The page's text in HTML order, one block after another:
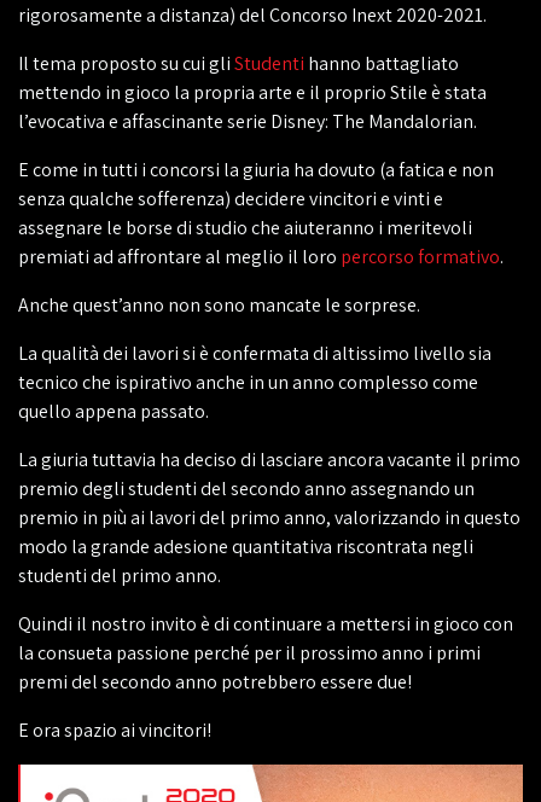
rigorosamente a distanza) del Concorso Inext 2020-2021.
Il tema proposto su cui gliStudenti hanno battagliato
mettendo in gioco la propria arte e il proprio Stile è stata
l’evocativa e affascinante serie Disney: The Mandalorian.
E come in tutti i concorsi la giuria ha dovuto (a fatica e non
senza qualche sofferenza) decidere vincitori e vinti e
assegnare le borse di studio che aiuteranno i meritevoli
premiati ad affrontare al meglio il loro percorso formativo.
Anche quest’anno non sono mancate le sorprese.
La qualità dei lavori si è confermata di altissimo livello sia
tecnico che ispirativo anche in un anno complesso come
quello appena passato.
La giuria tuttavia ha deciso di lasciare ancora vacante il primo
premio degli studenti del secondo anno assegnando un
premio in più ai lavori del primo anno, valorizzando in questo
modo la grande adesione quantitativa riscontrata negli
studenti del primo anno.
Quindi il nostro invito è di continuare a mettersi in gioco con
la consueta passione perché per il prossimo anno i primi
premi del secondo anno potrebbero essere due!
E ora spazio ai vincitori!